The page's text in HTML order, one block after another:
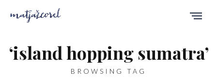
‘island hopping sumatra’
BROWSING TAG